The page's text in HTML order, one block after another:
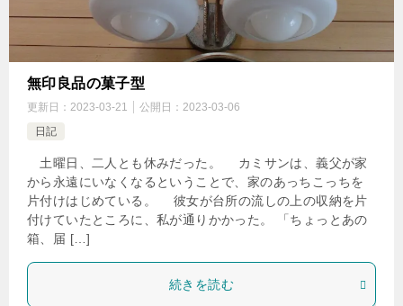
無印良品の菓子型
更新日： 2023-03-21 公開日： 2023-03-06
日記
土曜日、二人とも休みだった。 カミサンは、義父が家
から永遠にいなくなるということで、家のあっちこっちを
片付けはじめている。 彼女が台所の流しの上の収納を片
付けていたところに、私が通りかかった。 「ちょっとあの
箱、届 […]
続きを読む